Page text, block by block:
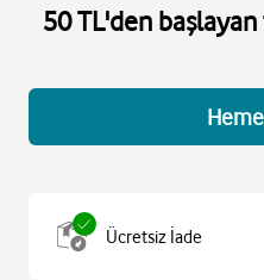
50 TL'den
Ücretsiz İade